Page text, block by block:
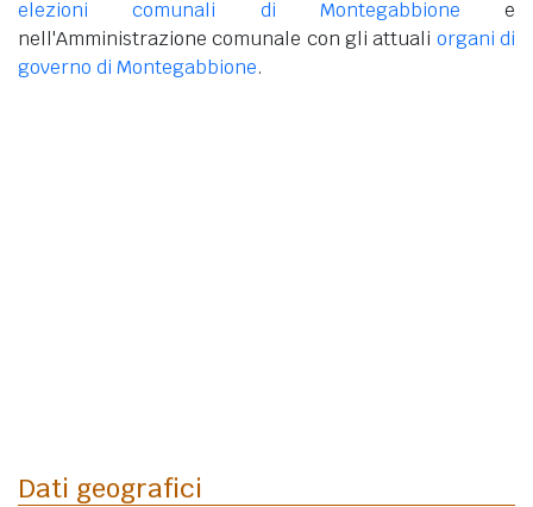
elezioni comunali di Montegabbione e
nell'Amministrazione comunale con gli attuali organi di
governo di Montegabbione.
Dati geografici